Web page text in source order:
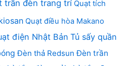
trần đèn trang trí Quạt tích
Quạt điều hòa Makano
điện Nhật Bản Tủ sấy quần
Đèn thả Redsun Đèn trần